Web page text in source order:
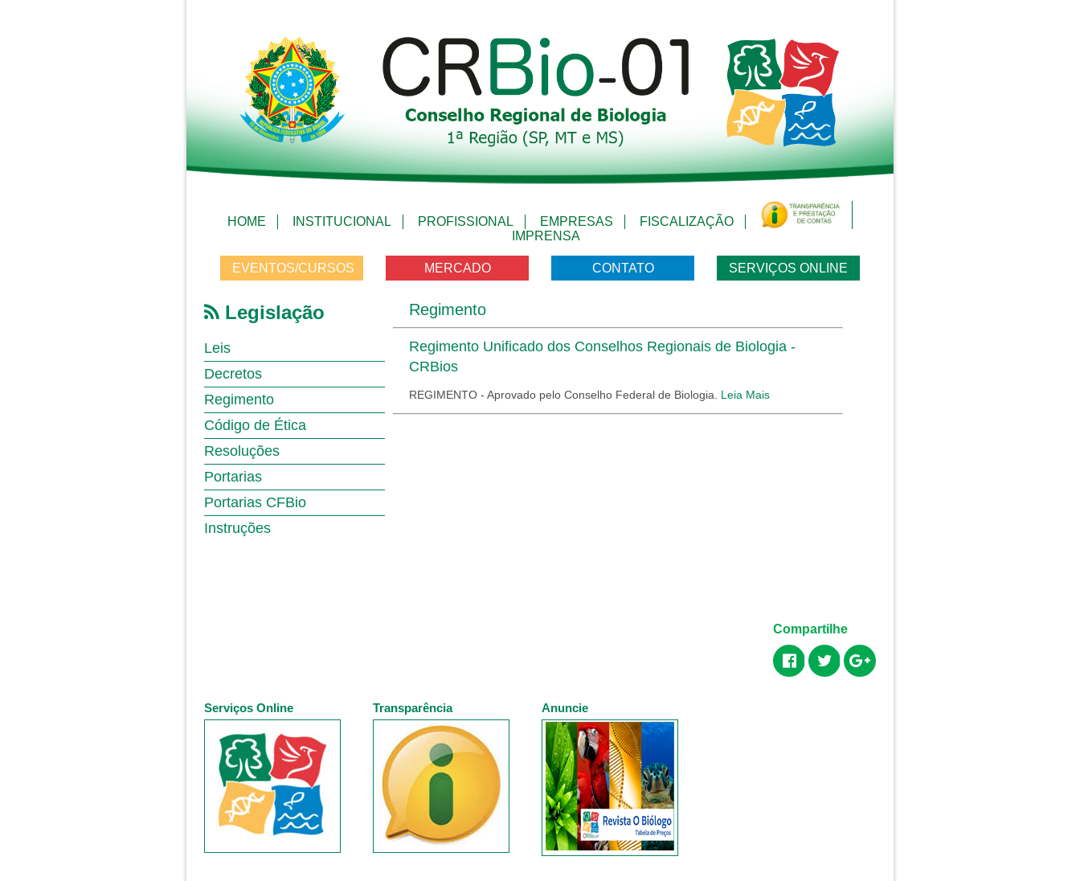
HOME INSTITUCIONAL PROFISSIONAL EMPRESAS
FISCALIZAÇÃO
IMPRENSA
EVENTOS/CURSOS MERCADO CONTATO SERVIÇOS ONLINE
Legislação
Leis
Decretos
Regimento
Código de Ética
Resoluções
Portarias
Portarias CFBio
Instruções
Regimento
Regimento Unificado dos Conselhos Regionais de Biologia -
CRBios
REGIMENTO - Aprovado pelo Conselho Federal de Biologia. Leia Mais
Compartilhe
Serviços Online Transparência Anuncie